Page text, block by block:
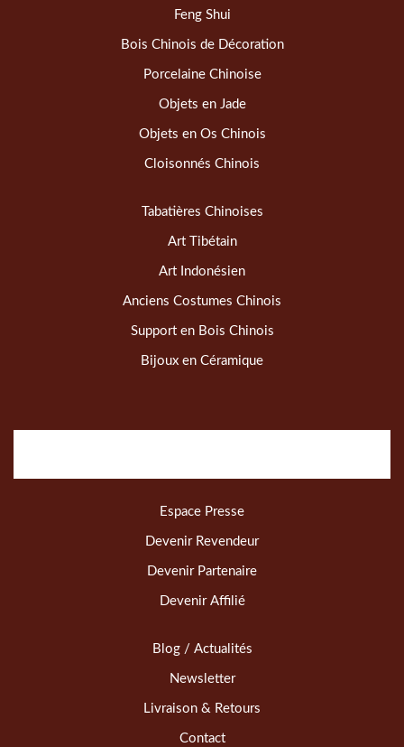
Feng Shui
Bois Chinois de Décoration
Porcelaine Chinoise
Objets en Jade
Objets en Os Chinois
Cloisonnés Chinois
Tabatières Chinoises
Art Tibétain
Art Indonésien
Anciens Costumes Chinois
Support en Bois Chinois
Bijoux en Céramique
Espace Presse
Devenir Revendeur
Devenir Partenaire
Devenir Affilié
Blog / Actualités
Newsletter
Livraison & Retours
Contact